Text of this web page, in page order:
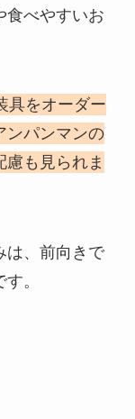
食べやすいお
具をオーダー
ンパンマンの
も見られま
は、前向きで
。